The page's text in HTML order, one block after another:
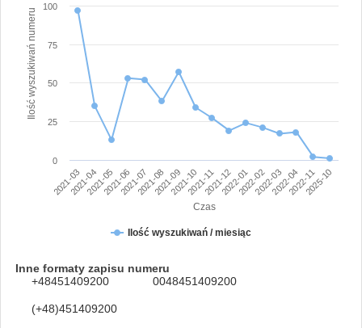
Czas
Ilość wyszukiwań numeru
Ilość wyszukiwań / miesiąc
2021-032021-042021-052021-062021-072021-082021-092021-102021-112021-122022-012022-022022-032022-042022-112025-10
0
25
50
75
100
Inne formaty zapisu numeru
+48451409200
0048451409200
(+48)451409200